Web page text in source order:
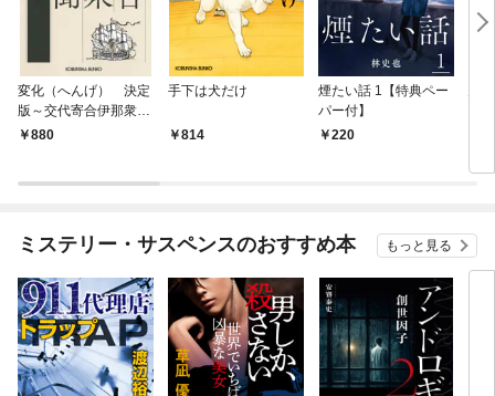
変化（へんげ） 決定
版～交代寄合伊那衆異
聞（1）～
880
手下は犬だけ
814
煙たい話 1【特典ペー
パー付】
220
ミステリー・サスペンスのおすすめ本 もっと見る